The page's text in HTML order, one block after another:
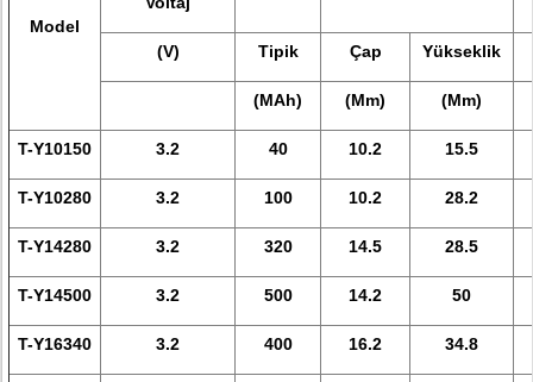
Model
(V) Tipik Çap Yükseklik
(MAh) (Mm) (Mm)
T-Y10150 3.2 40 10.2 15.5
T-Y10280 3.2 100 10.2 28.2
T-Y14280 3.2 320 14.5 28.5
T-Y14500 3.2 500 14.2 50
T-Y16340 3.2 400 16.2 34.8